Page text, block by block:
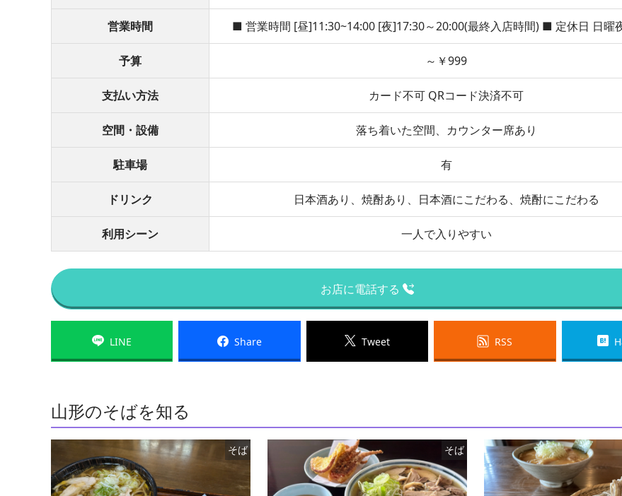
営業時間 ■ 営業時間 [昼]11:30~14:00 [夜]17:30～20:00(最終入店時間) ■ 定休日 日曜
予算 ～￥999
支払い方法 カード不可 QRコード決済不可
空間・設備 落ち着いた空間、カウンター席あり
駐車場 有
ドリンク 日本酒あり、焼酎あり、日本酒にこだわる、焼酎にこだわる
利用シーン 一人で入りやすい
お店に電話する
LINE Share Tweet RSS
山形のそばを知る
そば そば